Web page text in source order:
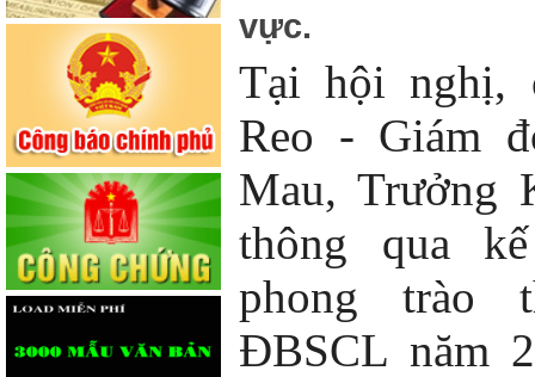
vực.
Tại hội nghị,
Reo - Giám
Mau, Trưởng
thông qua
phong trào
ĐBSCL năm